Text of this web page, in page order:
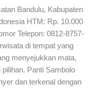
Bandulu, Kabupaten
HTM: Rp. 10.000
Telepon: 0812-8757-
di tempat yang
menyejukkan mata,
Panti Sambolo
dan terkenal dengan